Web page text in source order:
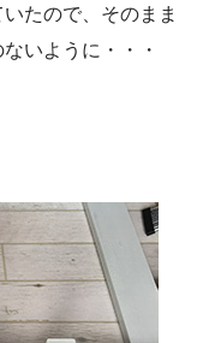
たので、そのまま
いように・・・